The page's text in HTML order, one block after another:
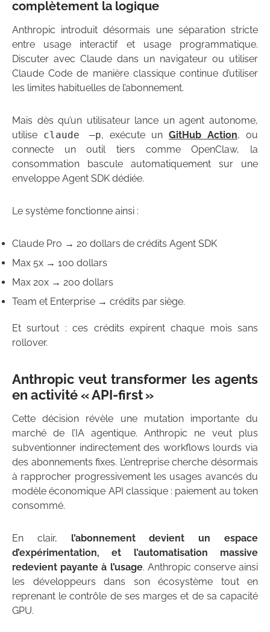
complètement la logique
Anthropic introduit désormais une séparation stricte
entre usage interactif et usage programmatique.
Discuter avec Claude dans un navigateur ou utiliser
Claude Code de manière classique continue d’utiliser
les limites habituelles de l’abonnement.
Mais dès qu’un utilisateur lance un agent autonome,
utilise claude —p, exécute un GitHub Action, ou
connecte un outil tiers comme OpenClaw, la
consommation bascule automatiquement sur une
enveloppe Agent SDK dédiée.
Le système fonctionne ainsi :
Claude Pro → 20 dollars de crédits Agent SDK
Max 5x → 100 dollars
Max 20x → 200 dollars
Team et Enterprise → crédits par siège.
Et surtout : ces crédits expirent chaque mois sans
rollover.
Anthropic veut transformer les agents
en activité « API-first »
Cette décision révèle une mutation importante du
marché de l’IA agentique. Anthropic ne veut plus
subventionner indirectement des workflows lourds via
des abonnements fixes. L’entreprise cherche désormais
à rapprocher progressivement les usages avancés du
modèle économique API classique : paiement au token
consommé.
En clair, l’abonnement devient un espace
d’expérimentation, et l’automatisation massive
redevient payante à l’usage. Anthropic conserve ainsi
les développeurs dans son écosystème tout en
reprenant le contrôle de ses marges et de sa capacité
GPU.